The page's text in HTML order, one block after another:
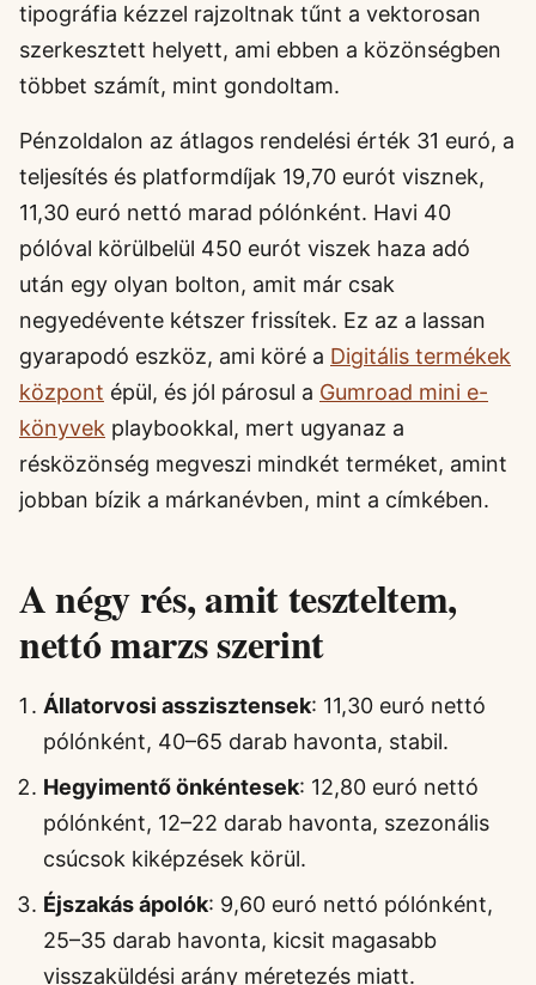
tipográfia kézzel rajzoltnak tűnt a vektorosan
szerkesztett helyett, ami ebben a közönségben
többet számít, mint gondoltam.
Pénzoldalon az átlagos rendelési érték 31 euró, a
teljesítés és platformdíjak 19,70 eurót visznek,
11,30 euró nettó marad pólónként. Havi 40
pólóval körülbelül 450 eurót viszek haza adó
után egy olyan bolton, amit már csak
negyedévente kétszer frissítek. Ez az a lassan
gyarapodó eszköz, ami köré a Digitális termékek
központ épül, és jól párosul a Gumroad mini e-
könyvek playbookkal, mert ugyanaz a
résközönség megveszi mindkét terméket, amint
jobban bízik a márkanévben, mint a címkében.
A négy rés, amit teszteltem,
nettó marzs szerint
Állatorvosi asszisztensek: 11,30 euró nettó
pólónként, 40–65 darab havonta, stabil.
Hegyimentő önkéntesek: 12,80 euró nettó
pólónként, 12–22 darab havonta, szezonális
csúcsok kiképzések körül.
Éjszakás ápolók: 9,60 euró nettó pólónként,
25–35 darab havonta, kicsit magasabb
visszaküldési arány méretezés miatt.